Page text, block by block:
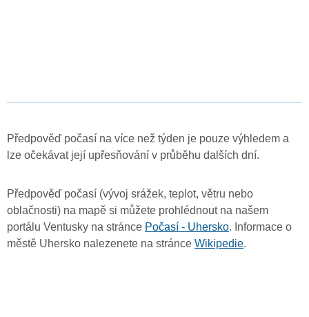
Předpověď počasí na více než týden je pouze výhledem a
lze očekávat její upřesňování v průběhu dalších dní.
Předpověď počasí (vývoj srážek, teplot, větru nebo
oblačnosti) na mapě si můžete prohlédnout na našem
portálu Ventusky na stránce Počasí - Uhersko. Informace o
městě Uhersko nalezenete na stránce Wikipedie.